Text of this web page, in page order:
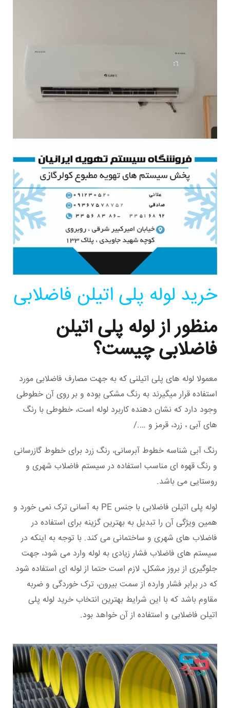
خرید لوله پلی اتیلن فاضلابی
منظور از لوله پلی اتیلن
فاضلابی چیست؟
معمولا لوله های پلی اتیلنی که به جهت مصارف فاضلابی مورد
استفاده قرار میگیرند به رنگ مشکی بوده و بر روی آن خطوطی
وجود دارد که نشان دهنده کاربرد لوله است، خطوطی با رنگ
های آبی ، زرد، قرمز و …./
رنگ آبی شناسه خطوط آبرسانی، رنگ زرد برای خطوط گازرسانی
و رنگ قهوه ای مناسب استفاده در سیستم فاضلاب شهری و
روستایی می باشد.
لوله پلی اتیلن فاضلابی با جنس PE به آسانی ترک نمی خورد و
همین ویژگی آن را تبدیل به بهترین گزینه برای استفاده در
فاضلاب های شهری و ساختمانی می کند. با توجه به اینکه در
سیستم های فاضلاب فشار زیادی به لوله وارد می شود، جهت
جلوگیری از بروز مشکل، لازم است حتما از لوله ای استفاده شود
که در برابر فشار وارده از سمت بیرون، ترک خوردگی و ضربه
مقاوم باشد که با این شرایط بهترین انتخاب خرید لوله پلی
اتیلن فاضلابی و استفاده از آن خواهد بود.